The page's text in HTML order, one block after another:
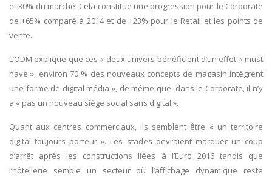
et 30% du marché. Cela constitue une progression pour le Corporate
de +65% comparé à 2014 et de +23% pour le Retail et les points de
vente.
L’ODM explique que ces « deux univers bénéficient d’un effet « must
have », environ 70 % des nouveaux concepts de magasin intègrent
une forme de digital média », de même que, dans le Corporate, il n’y
a « pas un nouveau siège social sans digital ».
Quant aux centres commerciaux, ils semblent être « un territoire
digital toujours porteur ». Les stades devraient marquer un coup
d’arrêt après les constructions liées à l’Euro 2016 tandis que
l’hôtellerie semble un secteur où l’affichage dynamique reste